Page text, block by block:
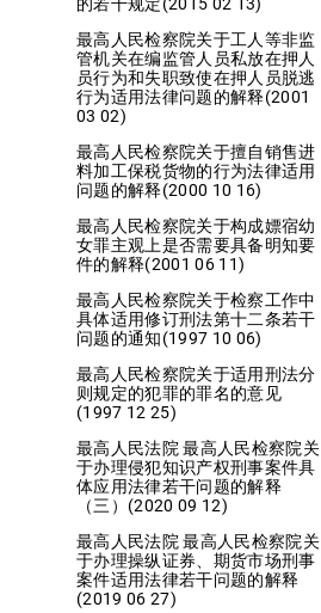
的若干规定(2015 02 13)
最高人民检察院关于工人等非监
管机关在编监管人员私放在押人
员行为和失职致使在押人员脱逃
行为适用法律问题的解释(2001
03 02)
最高人民检察院关于擅自销售进
料加工保税货物的行为法律适用
问题的解释(2000 10 16)
最高人民检察院关于构成嫖宿幼
女罪主观上是否需要具备明知要
件的解释(2001 06 11)
最高人民检察院关于检察工作中
具体适用修订刑法第十二条若干
问题的通知(1997 10 06)
最高人民检察院关于适用刑法分
则规定的犯罪的罪名的意见
(1997 12 25)
最高人民法院 最高人民检察院关
于办理侵犯知识产权刑事案件具
体应用法律若干问题的解释
（三）(2020 09 12)
最高人民法院 最高人民检察院关
于办理操纵证券、期货市场刑事
案件适用法律若干问题的解释
(2019 06 27)